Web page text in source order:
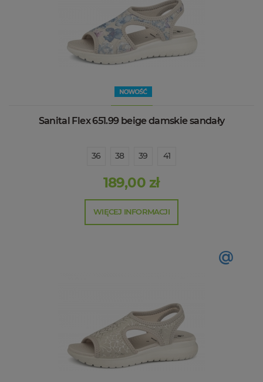
Sanital Flex 651.99 beige damskie sandały
36 38 39 41
189,00 zł
WIĘCEJ INFORMACJI
@